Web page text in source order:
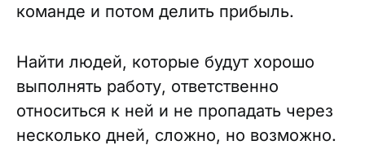
команде и потом делить прибыль.
Найти людей, которые будут хорошо
выполнять работу, ответственно
относиться к ней и не пропадать через
несколько дней, сложно, но возможно.